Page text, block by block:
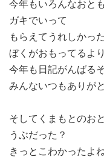
今年もいろんなおと
ガキでいって
もらえてうれしかった
ぼくがおもってるよ
今年も日記がんばる
みんないつもありが
そしてくまもとのお
うぶだった？
きっとこわかったよね